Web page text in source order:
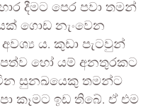
දීමට පෙර පවා තමන්
ගොඩ නැංවෙන
ය. කුඩා පැටවුන්
හෝ යම් අනතුරකට
සුනඛයෙකු තමන්ට
කෑමට ඉඩ තිබේ. ඒ එම